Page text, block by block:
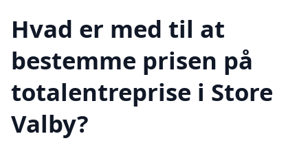
Hvad er med til at
bestemme prisen på
totalentreprise i Store
Valby?